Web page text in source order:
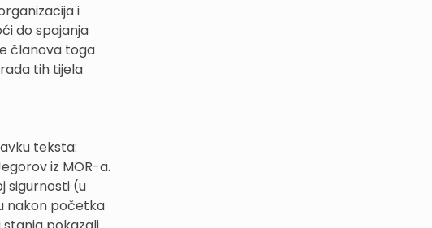
i
do spajanja
članova toga
tih tijela
teksta:
iz MOR-a.
sigurnosti (u
nakon početka